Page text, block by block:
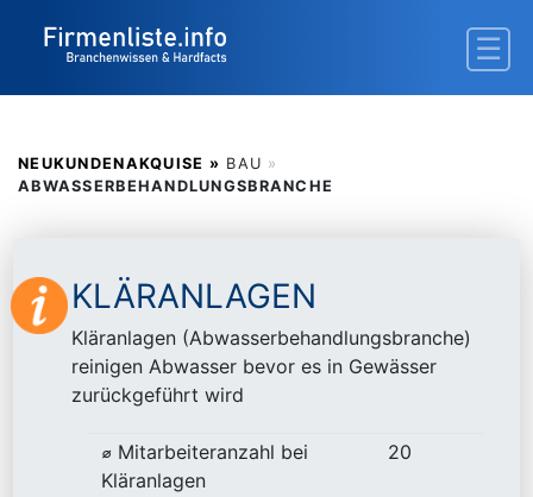
NEUKUNDENAKQUISE » BAU »
ABWASSERBEHANDLUNGSBRANCHE
KLÄRANLAGEN
Kläranlagen (Abwasserbehandlungsbranche)
reinigen Abwasser bevor es in Gewässer
zurückgeführt wird
⌀ Mitarbeiteranzahl bei
Kläranlagen
20